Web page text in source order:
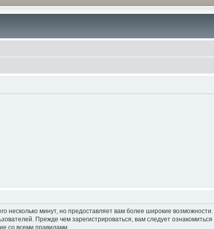
несколько минут, но предоставляет вам более широкие
Прежде чем зарегистрироваться, вам следует ознакомиться
со всеми правилами.